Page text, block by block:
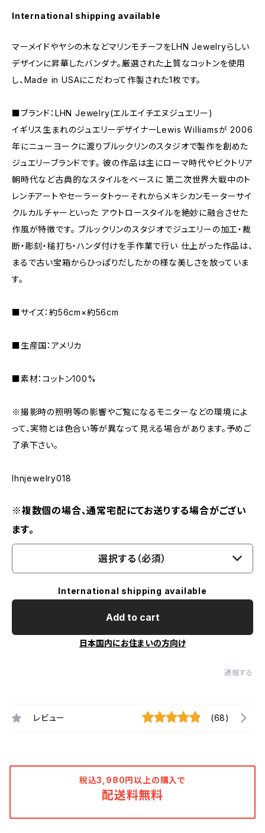
International shipping available
マーメイドやヤシの木などマリンモチーフをLHN Jewelryらしい
デザインに昇華したバンダナ。厳選された上質なコットンを使用
し、Made in USAにこだわって作製された1枚です。
■ブランド：LHN Jewelry(エルエイチエヌジュエリー)
イギリス生まれのジュエリーデザイナーLewis Williamsが 2006
年にニューヨークに渡りブルックリンのスタジオで製作を創めた
ジュエリーブランドです。 彼の作品は主にローマ時代やビクトリア
朝時代など古典的なスタイルをベースに 第二次世界大戦中のト
レンチアートやセーラータトゥーそれからメキシカンモーターサイ
クルカルチャーといった アウトロースタイルを絶妙に融合させた
作風が特徴です。 ブルックリンのスタジオでジュエリーの加工・裁
断・彫刻・槌打ち・ハンダ付けを手作業で行い 仕上がった作品は、
まるで古い宝箱からひっぱりだしたかの様な美しさを放っていま
す。
■サイズ：約56cm×約56cm
■生産国：アメリカ
■素材：コットン100%
※撮影時の照明等の影響やご覧になるモニターなどの環境によ
って、実物とは色合い等が異なって見える場合があります。予めご
了承下さい。
lhnjewelry018
※複数個の場合、通常宅配にてお送りする場合がござい
ます。
選択する（必須）
International shipping available
Add to cart
日本国内にお住まいの方向け
通報する
レビュー (68)
税込3,980円以上の購入で
配送料無料